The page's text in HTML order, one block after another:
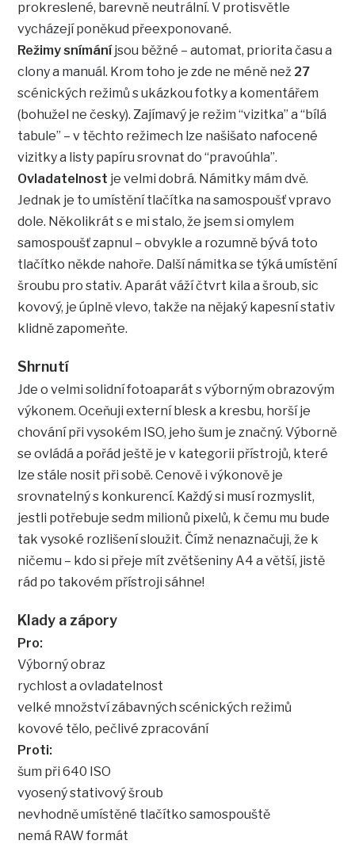
prokreslené, barevně neutrální. V protisvětle
vycházejí poněkud přeexponované.
Režimy snímáníjsou běžné – automat, priorita času a
clony a manuál. Krom toho je zde ne méně než 27
scénických režimů s ukázkou fotky a komentářem
(bohužel ne česky). Zajímavý je režim “vizitka” a “bílá
tabule” – v těchto režimech lze našišato nafocené
vizitky a listy papíru srovnat do “pravoúhla”.
Ovladatelnost je velmi dobrá. Námitky mám dvě.
Jednak je to umístění tlačítka na samospoušť vpravo
dole. Několikrát s e mi stalo, že jsem si omylem
samospoušť zapnul – obvykle a rozumně bývá toto
tlačítko někde nahoře. Další námitka se týká umístění
šroubu pro stativ. Aparát váží čtvrt kila a šroub, sic
kovový, je úplně vlevo, takže na nějaký kapesní stativ
klidně zapomeňte.
Shrnutí
Jde o velmi solidní fotoaparát s výborným obrazovým
výkonem. Oceňuji externí blesk a kresbu, horší je
chování při vysokém ISO, jeho šum je značný. Výborně
se ovládá a pořád ještě je v kategorii přístrojů, které
lze stále nosit při sobě. Cenově i výkonově je
srovnatelný s konkurencí. Každý si musí rozmyslit,
jestli potřebuje sedm milionů pixelů, k čemu mu bude
tak vysoké rozlišení sloužit. Čímž nenaznačuji, že k
ničemu – kdo si přeje mít zvětšeniny A4 a větší, jistě
rád po takovém přístroji sáhne!
Klady a zápory
Pro:
Výborný obraz
rychlost a ovladatelnost
velké množství zábavných scénických režimů
kovové tělo, pečlivé zpracování
Proti:
šum při 640 ISO
vyosený stativový šroub
nevhodně umístěné tlačítko samospouště
nemá RAW formát